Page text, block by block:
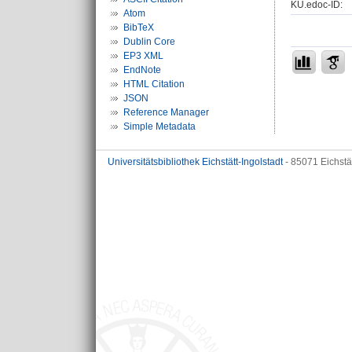
Atom
BibTeX
Dublin Core
EP3 XML
EndNote
HTML Citation
JSON
Reference Manager
Simple Metadata
KU.edoc-ID:
Universitätsbibliothek Eichstätt-Ingolstadt- 85071